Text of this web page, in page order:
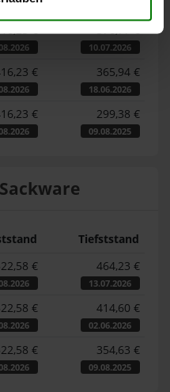
10.07.2026
€ 365,94 €
18.06.2026
€ 299,38 €
09.08.2025
Tiefststand
€ 464,23 €
13.07.2026
€ 414,60 €
02.06.2026
€ 354,63 €
09.08.2025